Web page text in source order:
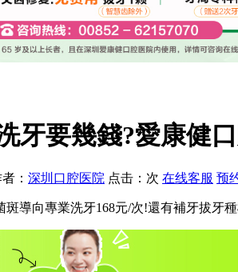
牙要幾錢?愛康健
： 深圳口腔医院 点击： 次 在线客服 预
導向專業洗牙168元/次!還有補牙拔